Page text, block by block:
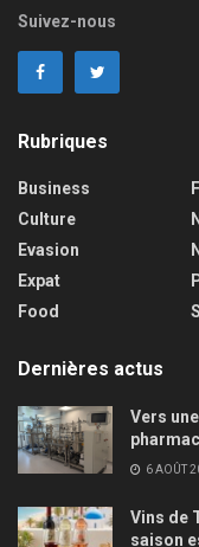
Suivez-nous
Rubriques
Business
Culture
Evasion
Expat
Food
Dernières actus
Vers
6 AOÛT
Vins de
saison